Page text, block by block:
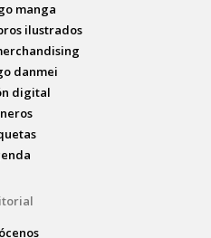
manga
ilustrados
danmei
digital